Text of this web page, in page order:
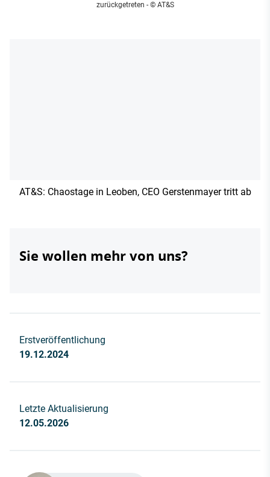
zurückgetreten - © AT&S
AT&S: Chaostage in Leoben, CEO Gerstenmayer tritt ab
Sie wollen mehr von uns?
Erstveröffentlichung
19.12.2024
Letzte Aktualisierung
12.05.2026